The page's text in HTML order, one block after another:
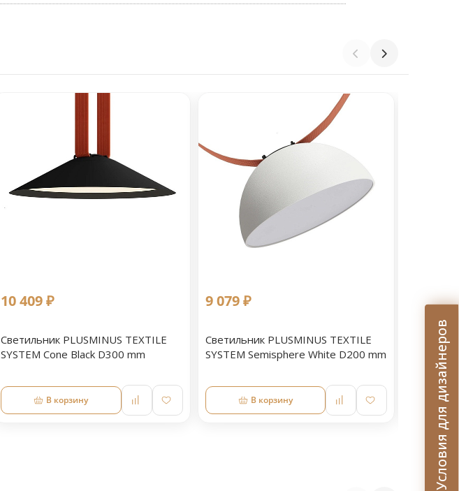
10 409 ₽
Светильник PLUSMINUS TEXTILE
SYSTEM Cone Black D300 mm
В корзину
9 079 ₽
Светильник PLUSMINUS TEXTILE
SYSTEM Semisphere White D200 mm
В корзину
9 079 ₽
Условия для дизайнеров